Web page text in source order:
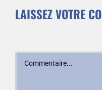
LAISSEZ VOTRE
Commentaire